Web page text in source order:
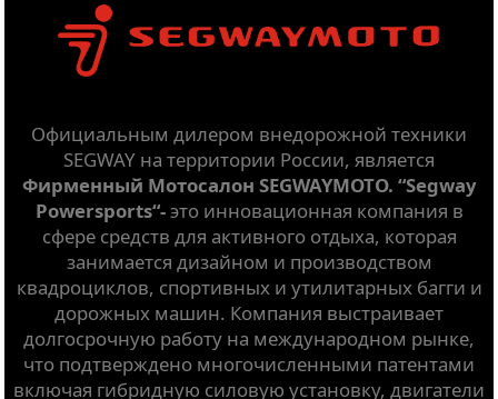
Официальным дилером внедорожной техники
SEGWAY на территории России, является
Фирменный Мотосалон SEGWAYMOTO. “Segway
Powersports“-это инновационная компания в
сфере средств для активного отдыха, которая
занимается дизайном и производством
квадроциклов, спортивных и утилитарных багги и
дорожных машин. Компания выстраивает
долгосрочную работу на международном рынке,
что подтверждено многочисленными патентами
включая гибридную силовую установку, двигатели